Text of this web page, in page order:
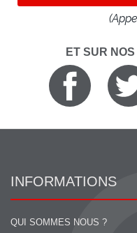
ET SUR
INFORMATIONS
QUI SOMMES NOUS ?